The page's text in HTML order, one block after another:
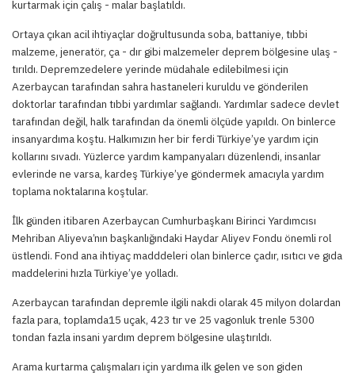
kurtarmak için çalış - malar başlatıldı.
Ortaya çıkan acil ihtiyaçlar doğrultusunda soba, battaniye, tıbbi
malzeme, jeneratör, ça - dır gibi malzemeler deprem bölgesine ulaş -
tırıldı. Depremzedelere yerinde müdahale edilebilmesi için
Azerbaycan tarafından sahra hastaneleri kuruldu ve gönderilen
doktorlar tarafından tıbbi yardımlar sağlandı. Yardımlar sadece devlet
tarafından değil, halk tarafından da önemli ölçüde yapıldı. On binlerce
insanyardıma koştu. Halkımızın her bir ferdi Türkiye’ye yardım için
kollarını sıvadı. Yüzlerce yardım kampanyaları düzenlendi, insanlar
evlerinde ne varsa, kardeş Türkiye’ye göndermek amacıyla yardım
toplama noktalarına koştular.
İlk günden itibaren Azerbaycan Cumhurbaşkanı Birinci Yardımcısı
Mehriban Aliyeva’nın başkanlığındaki Haydar Aliyev Fondu önemli rol
üstlendi. Fond ana ihtiyaç madddeleri olan binlerce çadır, ısıtıcı ve gıda
maddelerini hızla Türkiye’ye yolladı.
Azerbaycan tarafından depremle ilgili nakdi olarak 45 milyon dolardan
fazla para, toplamda15 uçak, 423 tır ve 25 vagonluk trenle 5300
tondan fazla insani yardım deprem bölgesine ulaştırıldı.
Arama kurtarma çalışmaları için yardıma ilk gelen ve son giden